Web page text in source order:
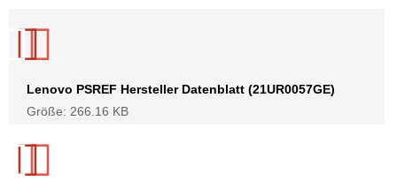
Lenovo PSREF Hersteller Datenblatt (21UR0057GE)
Größe: 266.16 KB